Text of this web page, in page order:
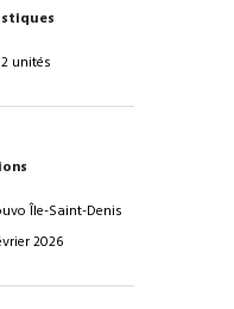
unités
Île-Saint-Denis
2026